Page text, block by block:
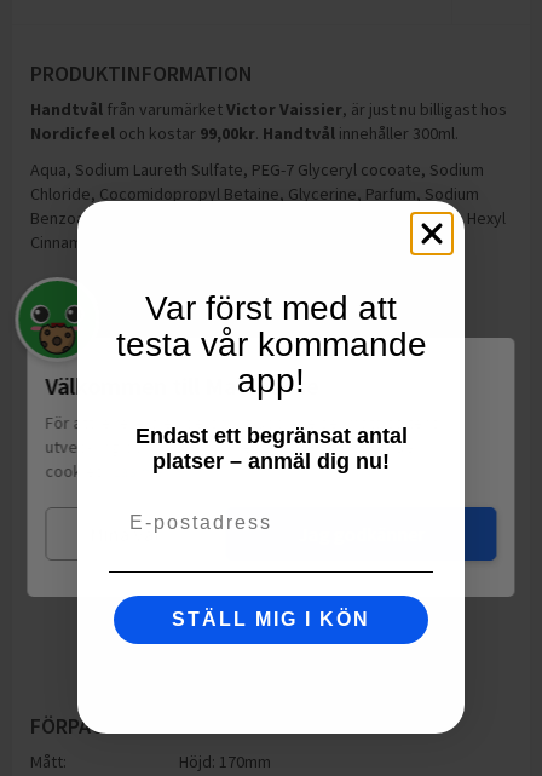
PRODUKTINFORMATION
Handtvål från varumärketVictor Vaissier, är just nu billigast hos
Nordicfeel och kostar 99,00kr. Handtvål innehåller 300ml.
Aqua, Sodium Laureth Sulfate, PEG-7 Glyceryl cocoate, Sodium
Chloride, Cocomidopropyl Betaine, Glycerine, Parfum, Sodium
Benzoate, Citric Acid, Disodium edta, Olea Euroaea Fruit Oil, Hexyl
Cinnamal, Linalool, Limonene.
FÖRPACKNING
Mått:
Höjd: 170mm
Välkommen till Matspar.se
För att leverera en personlig upplevelse, mäta sajtens
utveckling och ha sociala medier-koppling använder vi
cookies.
Läs mer
Mina val
Var först med att
testa vår kommande
app!
Endast ett begränsat antal
platser – anmäl dig nu!
STÄLL MIG I KÖN